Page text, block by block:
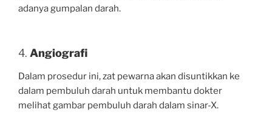
adanya gumpalan darah.
4. Angiografi
Dalam prosedur ini, zat pewarna akan disuntikkan ke
dalam pembuluh darah untuk membantu dokter
melihat gambar pembuluh darah dalam sinar-X.